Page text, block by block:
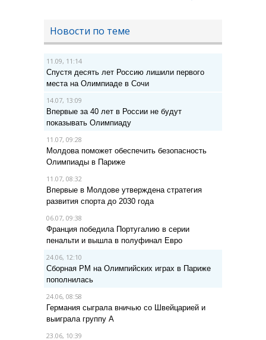
Новости по теме
11.09, 11:14
Спустя десять лет Россию лишили первого
места на Олимпиаде в Сочи
14.07, 13:09
Впервые за 40 лет в России не будут
показывать Олимпиаду
11.07, 09:28
Молдова поможет обеспечить безопасность
Олимпиады в Париже
11.07, 08:32
Впервые в Молдове утверждена стратегия
развития спорта до 2030 года
06.07, 09:38
Франция победила Португалию в серии
пенальти и вышла в полуфинал Евро
24.06, 12:10
Сборная РМ на Олимпийских играх в Париже
пополнилась
24.06, 08:58
Германия сыграла вничью со Швейцарией и
выиграла группу A
23.06, 10:39